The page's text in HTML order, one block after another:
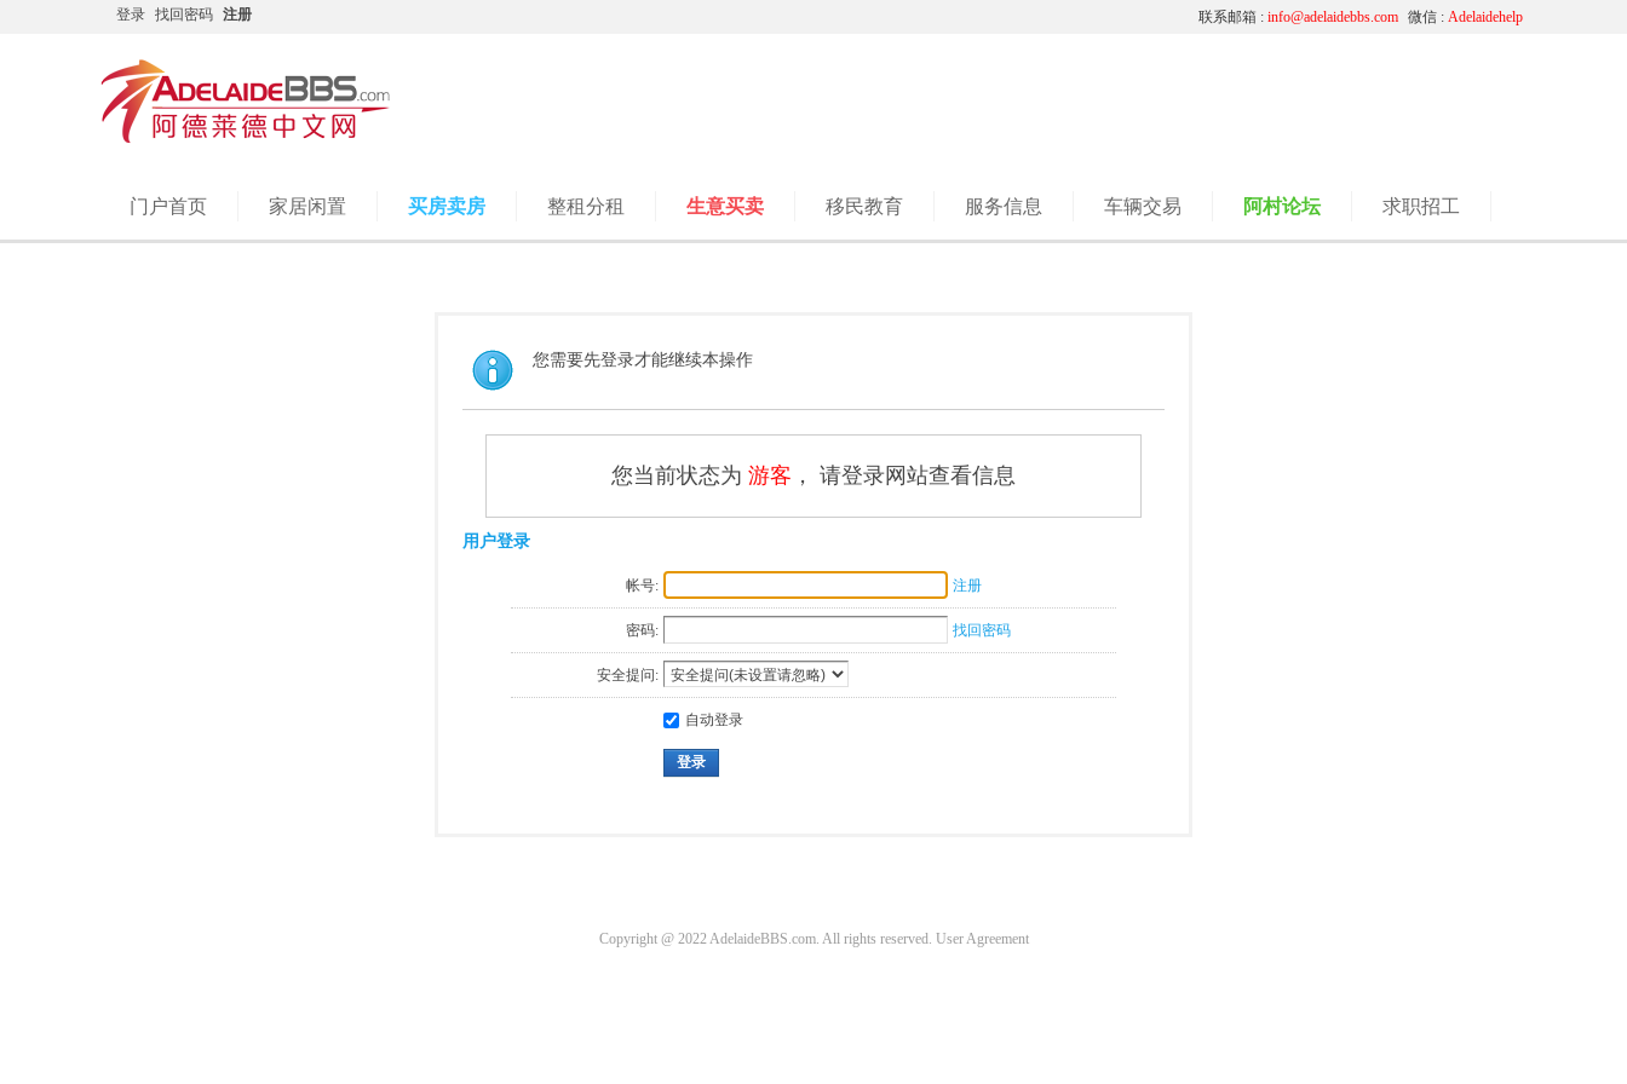
登录 找回密码 注册 微信 : Adelaidehelp
联系邮箱 : info@adelaidebbs.com
门户首页 家居闲置 买房卖房 整租分租 生意买卖 移民教育 服务信息 车辆交易 阿村论坛 求职招工
您需要先登录才能继续本操作
您当前状态为 游客 ， 请登录网站查看信息
用户登录
帐号: 注册
密码: 找回密码
安全提问:
自动登录
登录
Copyright @ 2022 AdelaideBBS.com. All rights reserved. User Agreement